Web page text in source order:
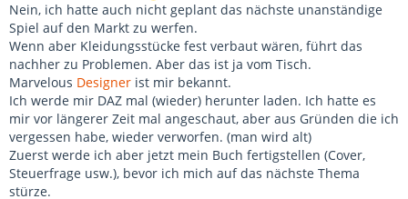
Nein, ich hatte auch nicht geplant das nächste unanständige
Spiel auf den Markt zu werfen.
Wenn aber Kleidungsstücke fest verbaut wären, führt das
nachher zu Problemen. Aber das ist ja vom Tisch.
Marvelous Designer ist mir bekannt.
Ich werde mir DAZ mal (wieder) herunter laden. Ich hatte es
mir vor längerer Zeit mal angeschaut, aber aus Gründen die ich
vergessen habe, wieder verworfen. (man wird alt)
Zuerst werde ich aber jetzt mein Buch fertigstellen (Cover,
Steuerfrage usw.), bevor ich mich auf das nächste Thema
stürze.